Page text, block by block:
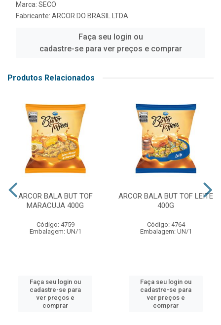
Marca: SECO
Fabricante: ARCOR DO BRASIL LTDA
Faça seu login ou
cadastre-se para ver preços e comprar
Produtos Relacionados
ARCOR BALA BUT TOF
MARACUJA 400G
Código: 4759
Embalagem: UN/1
Faça seu login ou
cadastre-se para
ver preços e
comprar
ARCOR BALA BUT TOF LEITE
400G
Código: 4764
Embalagem: UN/1
Faça seu login ou
cadastre-se para
ver preços e
comprar